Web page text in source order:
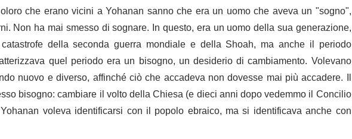
che erano vicini a Yohanan sanno che era un uomo che aveva un "sogno",
Non ha mai smesso di sognare. In questo, era un uomo della sua generazione,
della seconda guerra mondiale e della Shoah, ma anche il periodo
quel periodo era un bisogno, un desiderio di cambiamento. Volevano
nuovo e diverso, affinché ciò che accadeva non dovesse mai più accadere. Il
bisogno: cambiare il volto della Chiesa (e dieci anni dopo vedemmo il Concilio
voleva identificarsi con il popolo ebraico, ma si identificava anche con